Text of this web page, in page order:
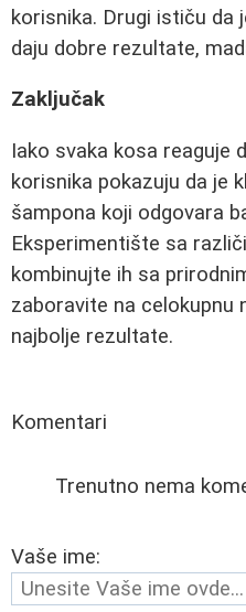
korisnika. Drugi ističu
daju dobre rezultate,
Zaključak
Iako svaka kosa reaguje
korisnika pokazuju da je
šampona koji odgovara
Eksperimentište sa
kombinujte ih sa
zaboravite na celokupnu
najbolje rezultate.
Komentari
Trenutno nema
Vaše ime: